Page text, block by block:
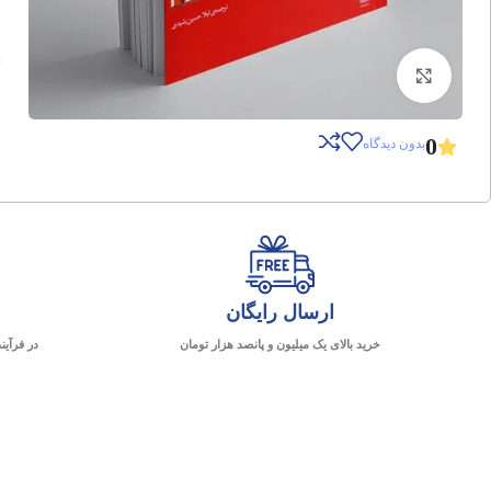
0بدون دیدگاه
ارسال رایگان
خرید بالای یک میلیون و پانصد هزار تومان در